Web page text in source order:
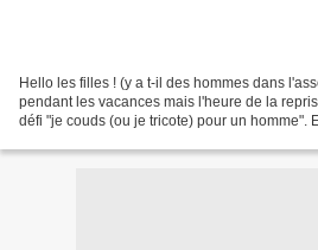
Hello les filles ! (y a t-il des hommes dans
pendant les vacances mais l'heure de la
défi "je couds (ou je tricote) pour un homme".